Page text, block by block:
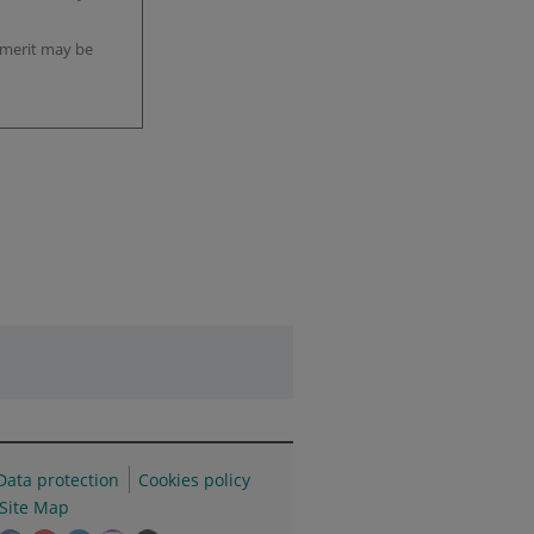
may be
protection
Cookies policy
Site Map